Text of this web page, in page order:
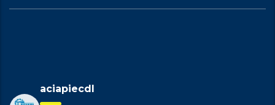
aciapiecdl